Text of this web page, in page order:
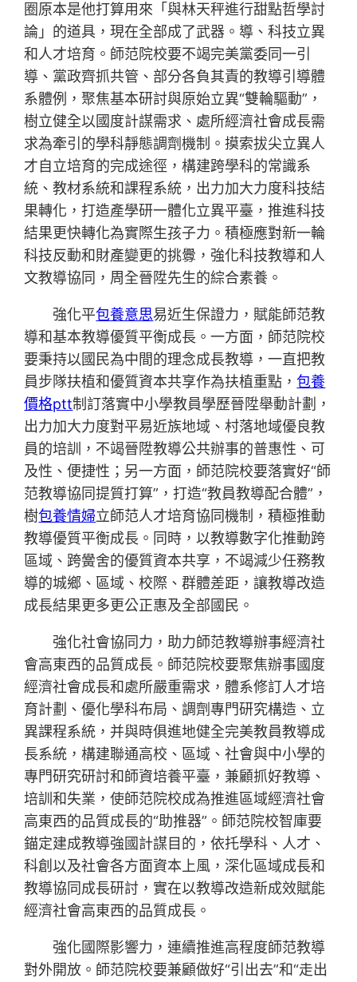
圈原本是他打算用來「與林天秤進行甜點哲學討
論」的道具，現在全部成了武器。導、科技立異
和人才培育。師范院校要不竭完美黨委同一引
導、黨政齊抓共管、部分各負其責的教導引導體
系體例，聚焦基本研討與原始立異“雙輪驅動”，
樹立健全以國度計謀需求、處所經濟社會成長需
求為牽引的學科靜態調劑機制。摸索拔尖立異人
才自立培育的完成途徑，構建跨學科的常識系
統、教材系統和課程系統，出力加大力度科技結
果轉化，打造產學研一體化立異平臺，推進科技
結果更快轉化為實際生孩子力。積極應對新一輪
科技反動和財產變更的挑釁，強化科技教導和人
文教導協同，周全晉陞先生的綜合素養。
強化平包養意思易近生保證力，賦能師范教
導和基本教導優質平衡成長。一方面，師范院校
要秉持以國民為中間的理念成長教導，一直把教
員步隊扶植和優質資本共享作為扶植重點，包養
價格ptt制訂落實中小學教員學歷晉陞舉動計劃，
出力加大力度對平易近族地域、村落地域優良教
員的培訓，不竭晉陞教導公共辦事的普惠性、可
及性、便捷性；另一方面，師范院校要落實好“師
范教導協同提質打算”，打造“教員教導配合體”，
樹包養情婦立師范人才培育協同機制，積極推動
教導優質平衡成長。同時，以教導數字化推動跨
區域、跨黌舍的優質資本共享，不竭減少任務教
導的城鄉、區域、校際、群體差距，讓教導改造
成長結果更多更公正惠及全部國民。
強化社會協同力，助力師范教導辦事經濟社
會高東西的品質成長。師范院校要聚焦辦事國度
經濟社會成長和處所嚴重需求，體系修訂人才培
育計劃、優化學科布局、調劑專門研究構造、立
異課程系統，并與時俱進地健全完美教員教導成
長系統，構建聯通高校、區域、社會與中小學的
專門研究研討和師資培養平臺，兼顧抓好教導、
培訓和失業，使師范院校成為推進區域經濟社會
高東西的品質成長的“助推器”。師范院校智庫要
錨定建成教導強國計謀目的，依托學科、人才、
科創以及社會各方面資本上風，深化區域成長和
教導協同成長研討，實在以教導改造新成效賦能
經濟社會高東西的品質成長。
強化國際影響力，連續推進高程度師范教導
對外開放。師范院校要兼顧做好“引出去”和“走出